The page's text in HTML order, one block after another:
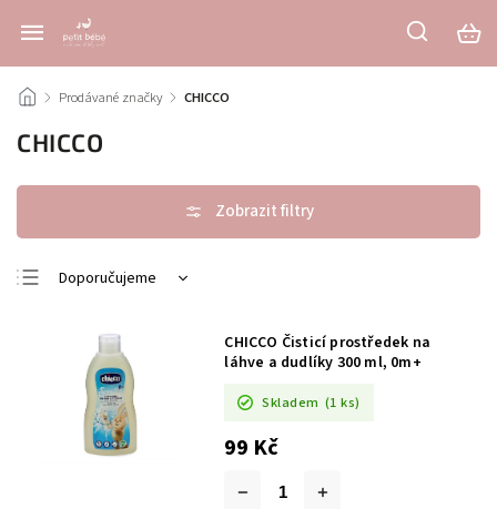
/ Prodávané značky / CHICCO
CHICCO
Doporučujeme
Nejdražší
Nejprodávanější
Abecedně
CHICCO Čisticí prostředek na
láhve a dudlíky 300 ml, 0m+
Skladem (1 ks)
99 Kč